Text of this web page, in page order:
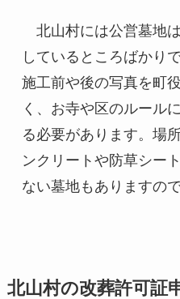
北山村には公営墓地
しているところばかり
施工前や後の写真を町
く、お寺や区のルール
る必要があります。場
ンクリートや防草シー
ない墓地もありますの
北山村の改葬許可証